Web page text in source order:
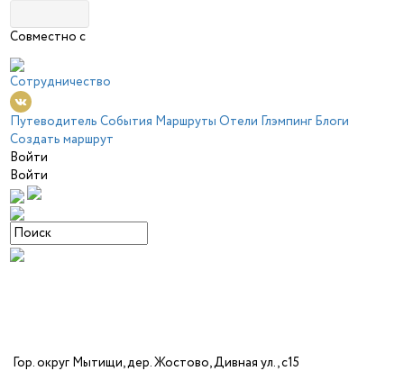
Совместно с
Сотрудничество
Путеводитель События Маршруты Отели Глэмпинг Блоги
Создать маршрут
Войти
Войти
Гор. округ Мытищи, дер. Жостово, Дивная ул., с15